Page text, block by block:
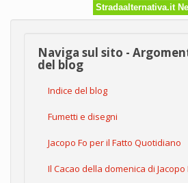
Stradaalternativa.it
Naviga sul sito -
del blog
Indice del blog
Fumetti e disegni
Jacopo Fo per il Fatto Quotidiano
Il Cacao della domenica di Jacopo